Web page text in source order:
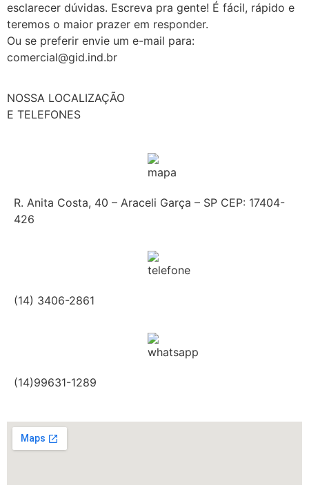
esclarecer dúvidas. Escreva pra gente! É fácil, rápido e
teremos o maior prazer em responder.
Ou se preferir envie um e-mail para:
comercial@gid.ind.br
NOSSA LOCALIZAÇÃO
E TELEFONES
R. Anita Costa, 40 – Araceli Garça – SP CEP: 17404-
426
(14) 3406-2861
(14)99631-1289